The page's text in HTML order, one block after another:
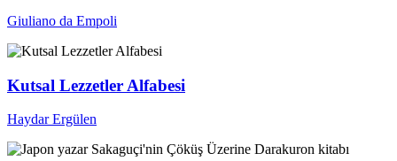
Giuliano da Empoli
Kutsal Lezzetler Alfabesi
Haydar Ergülen